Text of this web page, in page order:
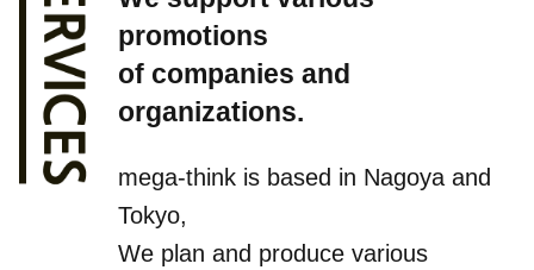
promotions
of companies and
organizations.
mega-think is based in Nagoya and
Tokyo,
We plan and produce various